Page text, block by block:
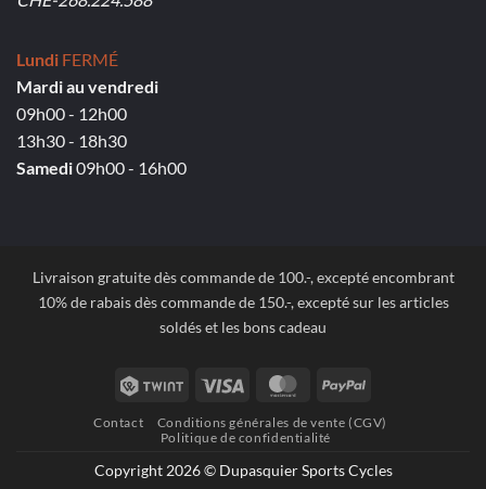
Lundi FERMÉ
Mardi au vendredi
09h00 - 12h00
13h30 - 18h30
Samedi09h00 - 16h00
Livraison gratuite dès commande de 100.-, excepté encombrant
10% de rabais dès commande de 150.-, excepté sur les articles
soldés et les bons cadeau
Twint Visa MasterCardPayPal
Contact
Conditions générales de vente (CGV)
Politique de confidentialité
Copyright 2026 © Dupasquier Sports Cycles